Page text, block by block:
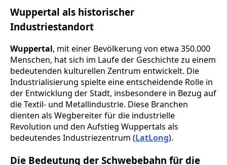
Wuppertal als historischer
Industriestandort
Wuppertal, mit einer Bevölkerung von etwa 350.000
Menschen, hat sich im Laufe der Geschichte zu einem
bedeutenden kulturellen Zentrum entwickelt. Die
Industrialisierung spielte eine entscheidende Rolle in
der Entwicklung der Stadt, insbesondere in Bezug auf
die Textil- und Metallindustrie. Diese Branchen
dienten als Wegbereiter für die industrielle
Revolution und den Aufstieg Wuppertals als
bedeutendes Industriezentrum (LatLong).
Die Bedeutung der Schwebebahn für die